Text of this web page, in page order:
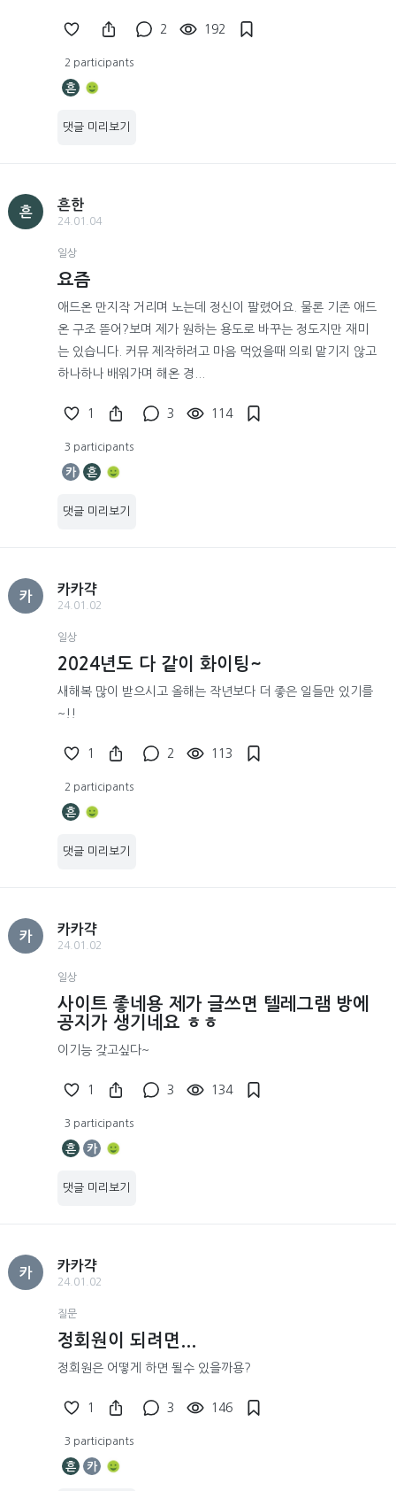
2 192
2 participants
흔
댓글 미리보기
흔
흔한
24.01.04
일상
요즘
애드온 만지작 거리며 노는데 정신이 팔렸어요. 물론 기존 애드
온 구조 뜯어?보며 제가 원하는 용도로 바꾸는 정도지만 재미
는 있습니다. 커뮤 제작하려고 마음 먹었을때 의뢰 맡기지 않고
하나하나 배워가며 해온 경...
1 3 114
3 participants
카 흔
댓글 미리보기
카
카카갹
24.01.02
일상
2024년도 다 같이 화이팅~
새해복 많이 받으시고 올해는 작년보다 더 좋은 일들만 있기를
~!!
1 2 113
2 participants
흔
댓글 미리보기
카
카카갹
24.01.02
일상
사이트 좋네용 제가 글쓰면 텔레그램 방에
공지가 생기네요 ㅎㅎ
이기능 갖고싶다~
1 3 134
3 participants
흔 카
댓글 미리보기
카
카카갹
24.01.02
질문
정회원이 되려면...
정회원은 어떻게 하면 될수 있을까용?
1 3 146
3 participants
흔 카